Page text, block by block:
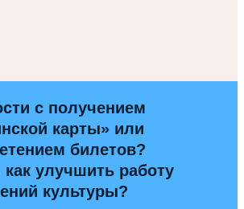
с получением
карты» или
билетов?
как улучшить работу
культуры?